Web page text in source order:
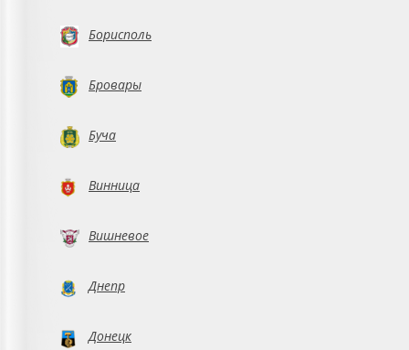
Борисполь
Бровары
Буча
Винница
Вишневое
Днепр
Донецк